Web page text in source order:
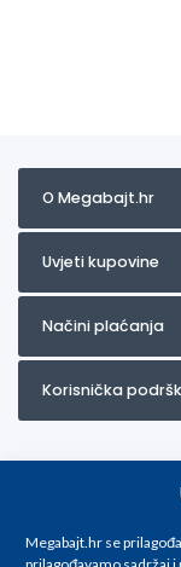
Megabajt.hr se
O Megabajt.hr
Uvjeti kupovine
Načini plaćanja
Korisnička